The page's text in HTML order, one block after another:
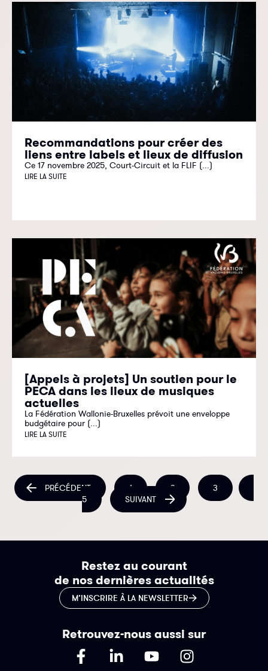
Recommandations pour créer des
liens entre labels et lieux de diffusion
Ce 17 novembre 2025, Court-Circuit et la FLIF (...)
LIRE LA SUITE
[Appels à projets] Un soutien pour le
PECA dans les lieux de musiques
actuelles
La Fédération Wallonie-Bruxelles prévoit une enveloppe
budgétaire pour (...)
LIRE LA SUITE
PRÉCÉDENT 1 2
3
5
SUIVANT
Restez au courant
de nos dernières actualités
M’INSCRIRE À LA NEWSLETTER
Retrouvez-nous aussi sur